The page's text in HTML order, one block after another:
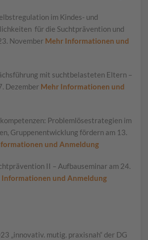
im Kindes- und
für die Suchtprävention und
November Mehr Informationen und
mit suchtbelasteten Eltern –
Dezember Mehr Informationen und
Problemlösestrategien im
Gruppenentwicklung fördern am 13.
und Anmeldung
II – Aufbauseminar am 24.
Informationen und Anmeldung
„innovativ. mutig. praxisnah“ der DG